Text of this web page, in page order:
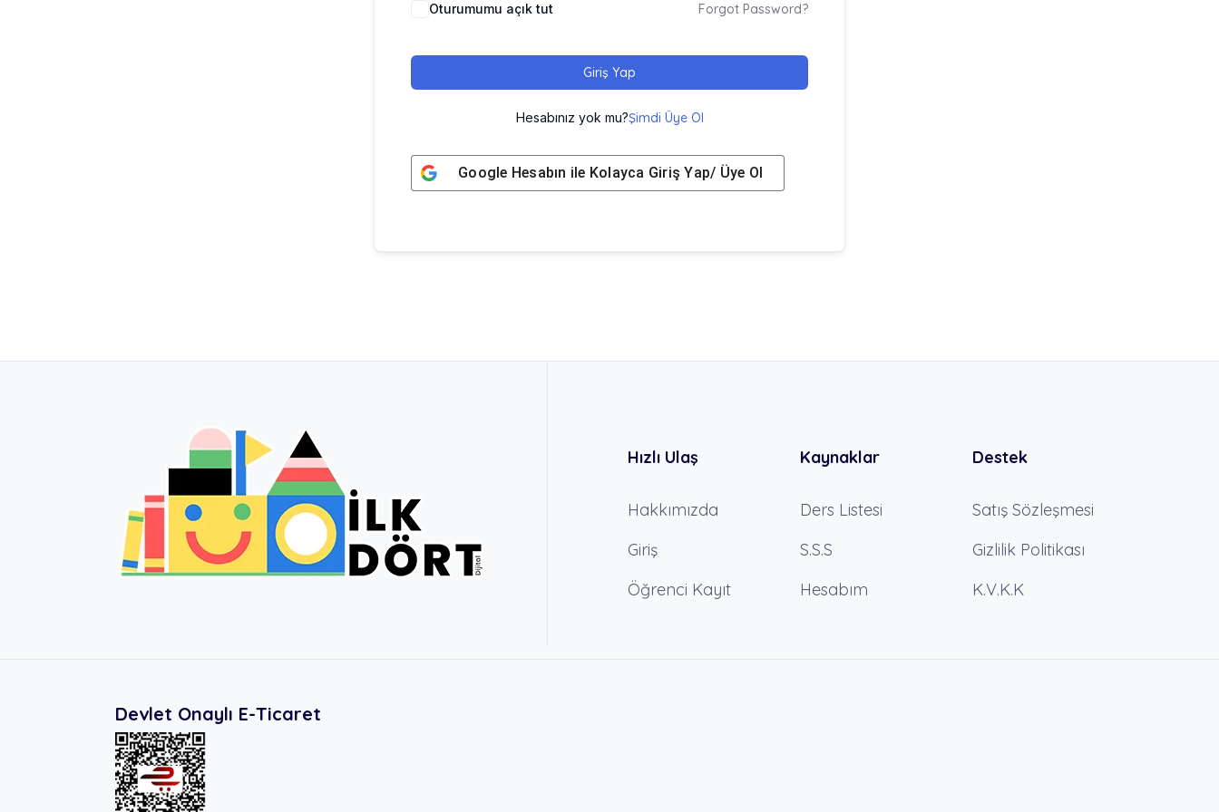
Oturumumu açık tut Forgot Password?
Giriş Yap
Hesabınız yok mu?Şimdi Üye Ol
Google Hesabın ile Kolayca Giriş Yap/ Üye Ol
Hızlı Ulaş
Hakkımızda
Giriş
Öğrenci Kayıt
Kaynaklar
Ders Listesi
S.S.S
Hesabım
Destek
Satış Sözleşmesi
Gizlilik Politikası
K.V.K.K
Devlet Onaylı E-Ticaret